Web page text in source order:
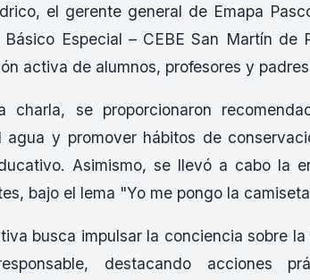
el gerente general de Emapa
Básico Especial – CEBE San Martín
activa de alumnos, profesores y
charla, se proporcionaron
agua y promover hábitos de
Asimismo, se llevó a cabo la
bajo el lema "Yo me pongo la
busca impulsar la conciencia sobre
destacando acciones